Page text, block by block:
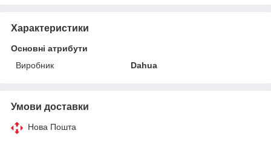
Характеристики
Основні атрибути
Виробник
Dahua
Умови доставки
Нова Пошта